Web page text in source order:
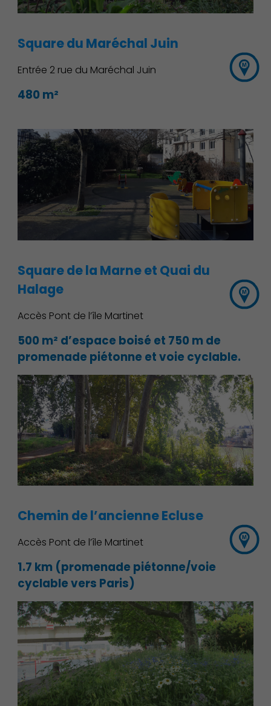
Culture
Square du Maréchal Juin
Entrée 2 rue du Maréchal Juin
480 m²
Square de la Marne et Quai du
Halage
Accès Pont de l’île Martinet
500 m² d’espace boisé et 750 m de
promenade piétonne et voie cyclable.
Chemin de l’ancienne Ecluse
Accès Pont de l’île Martinet
1.7 km (promenade piétonne/voie
cyclable vers Paris)